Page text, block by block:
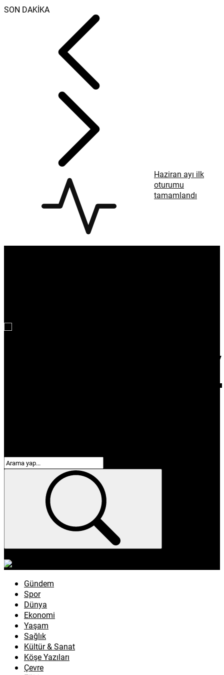
SON DAKİKA
Haziran ayı ilk
oturumu
tamamlandı
Gündem
Spor
Dünya
Ekonomi
Yaşam
Sağlık
Kültür & Sanat
Köşe Yazıları
Çevre